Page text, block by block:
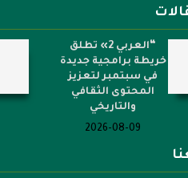
“العربي 2» تطلق
خريطة برامجية جديدة
في سبتمبر لتعزيز
المحتوى الثقافي
والتاريخي
2026-08-09